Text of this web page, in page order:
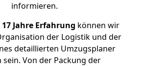
informieren.
17 Jahre Erfahrung können wir
der Logistik und der
detaillierten Umzugsplaner
sein. Von der Packung der